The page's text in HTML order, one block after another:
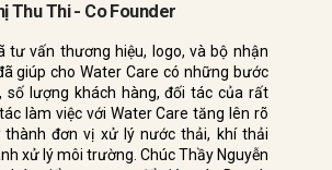
Thu Thi - Co Founder
tư vấn thương hiệu, logo, và bộ nhận
giúp cho Water Care có những bước
số lượng khách hàng, đối tác của rất
làm việc với Water Care tăng lên rõ
thành đơn vị xử lý nước thải, khí thải
xử lý môi trường. Chúc Thầy Nguyễn